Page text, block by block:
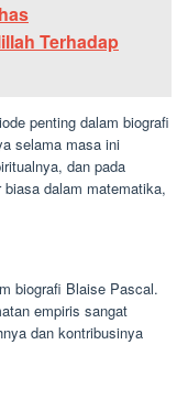
Terhadap
penting dalam biografi
selama masa ini
dan pada
dalam matematika,
biografi Blaise Pascal.
empiris sangat
dan kontribusinya